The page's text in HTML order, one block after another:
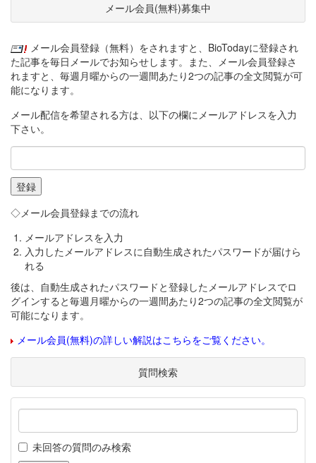
メール会員(無料)募集中
メール会員登録（無料）をされますと、BioTodayに登録され
た記事を毎日メールでお知らせします。また、メール会員登録さ
れますと、毎週月曜からの一週間あたり2つの記事の全文閲覧が可
能になります。
メール配信を希望される方は、以下の欄にメールアドレスを入力
下さい。
◇メール会員登録までの流れ
メールアドレスを入力
入力したメールアドレスに自動生成されたパスワードが届けら
れる
後は、自動生成されたパスワードと登録したメールアドレスでロ
グインすると毎週月曜からの一週間あたり2つの記事の全文閲覧が
可能になります。
メール会員(無料)の詳しい解説はこちらをご覧ください。
質問検索
未回答の質問のみ検索